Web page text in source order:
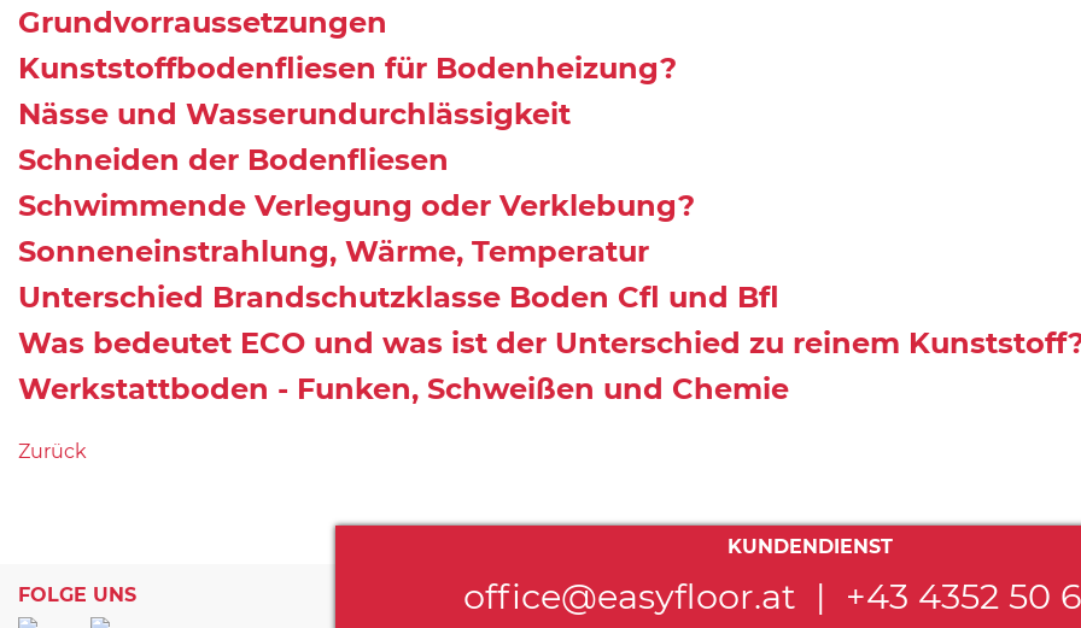
Grundvorraussetzungen
Kunststoffbodenfliesen für Bodenheizung?
Nässe und Wasserundurchlässigkeit
Schneiden der Bodenfliesen
Schwimmende Verlegung oder Verklebung?
Sonneneinstrahlung, Wärme, Temperatur
Unterschied Brandschutzklasse Boden Cfl und Bfl
Was bedeutet ECO und was ist der Unterschied zu reinem
Werkstattboden - Funken, Schweißen und Chemie
Zurück
FOLGE UNS
KUNDENDIENST
office@easyfloor.at | +43 4352 50